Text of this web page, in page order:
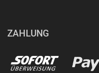
ZAHLUNG